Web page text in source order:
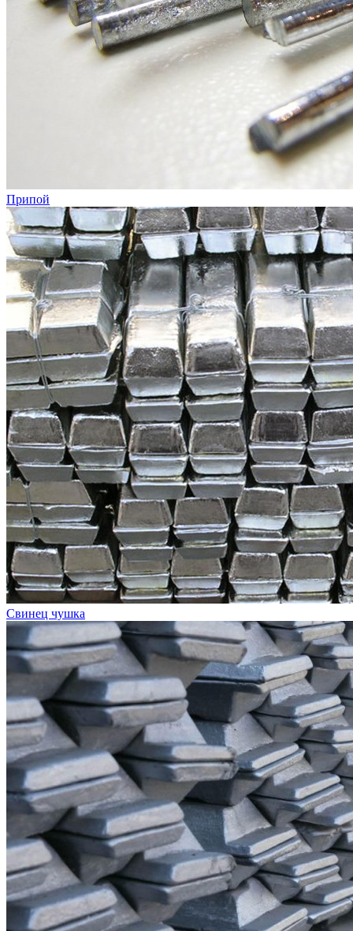
Припой
Свинец чушка